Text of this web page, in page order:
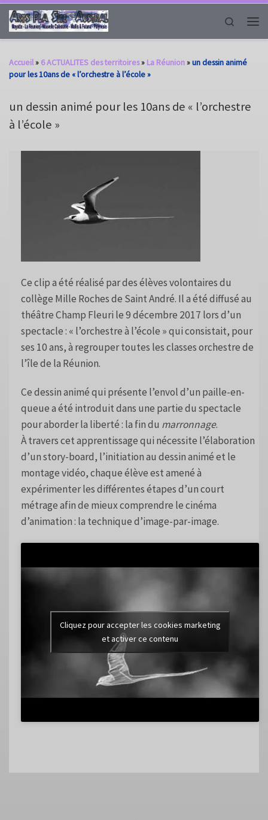
Passer au contenu
Search
Accueil» 6 ACTUALITES des territoires» La Réunion»un dessin animé
pour les 10ans de « l’orchestre à l’école »
un dessin animé pour les 10ans de « l’orchestre
à l’école »
Ce clip a été réalisé par des élèves volontaires du
collège Mille Roches de Saint André. Il a été diffusé au
théâtre Champ Fleuri le 9 décembre 2017 lors d’un
spectacle : « l’orchestre à l’école » qui consistait, pour
ses 10 ans, à regrouper toutes les classes orchestre de
l’île de la Réunion.
Ce dessin animé qui présente l’envol d’un paille-en-
queue a été introduit dans une partie du spectacle
pour aborder la liberté : la fin du marronnage.
À travers cet apprentissage qui nécessite l’élaboration
d’un story-board, l’initiation au dessin animé et le
montage vidéo, chaque élève est amené à
expérimenter les différentes étapes d’un court
métrage afin de mieux comprendre le cinéma
d’animation : la technique d’image-par-image.
Cliquez pour accepter les cookies marketing
et activer ce contenu